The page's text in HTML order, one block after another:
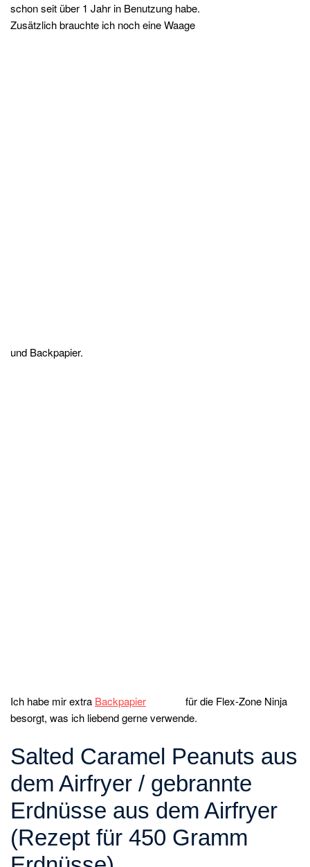
schon seit über 1 Jahr in Benutzung habe.
Zusätzlich brauchte ich noch eine Waage
und Backpapier.
Ich habe mir extra Backpapier
für die Flex-Zone Ninja
besorgt, was ich liebend gerne verwende.
Salted Caramel Peanuts aus
dem Airfryer / gebrannte
Erdnüsse aus dem Airfryer
(Rezept für 450 Gramm